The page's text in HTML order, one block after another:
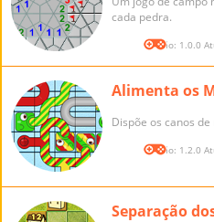
cada pedra.
Versão: 1.0.0
Alimenta os
Dispõe os canos
Versão: 1.2.0
Separação